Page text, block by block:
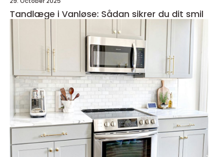
Tandlæge i Vanløse: Sådan sikrer du dit smil